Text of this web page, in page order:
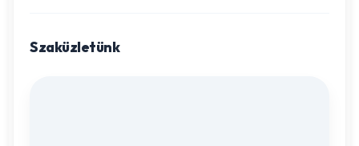
Gravírozott ajándékok
Szaküzletünk